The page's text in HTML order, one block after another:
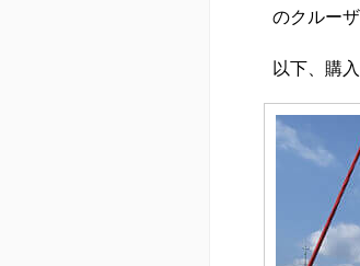
のクルー
以下、購